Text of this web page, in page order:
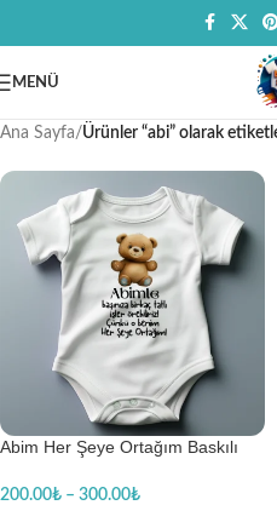
MENÜ
Ana Sayfa/Ürünler “abi” olarak
Abim Her Şeye Ortağım Baskılı
200.00₺ – 300.00₺